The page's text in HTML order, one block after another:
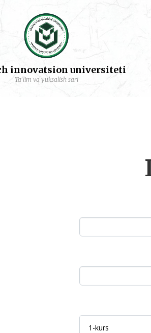
innovatsion universiteti
Ta'lim va yuksalish sari
1-kurs